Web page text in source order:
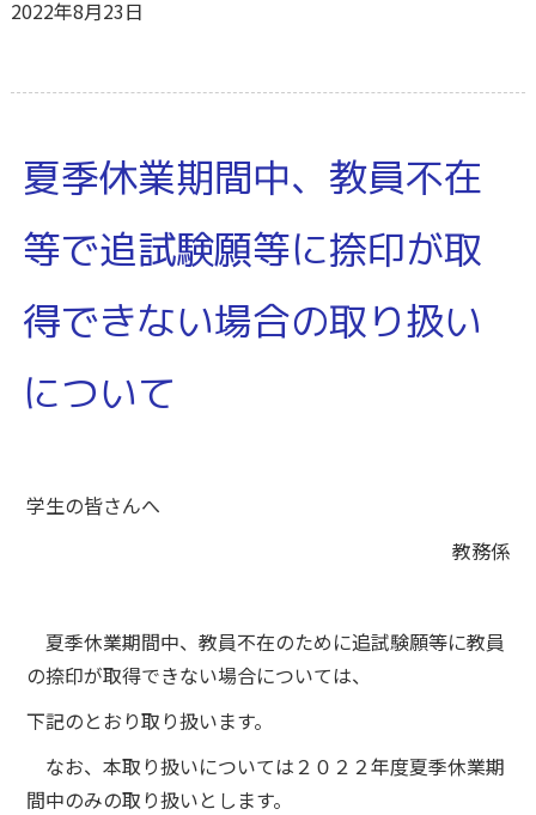
2022年8月23日
夏季休業期間中、教員不在
等で追試験願等に捺印が取
得できない場合の取り扱い
について
学生の皆さんへ
教務係
夏季休業期間中、教員不在のために追試験願等に教員
の捺印が取得できない場合については、
下記のとおり取り扱います。
なお、本取り扱いについては２０２２年度夏季休業期
間中のみの取り扱いとします。